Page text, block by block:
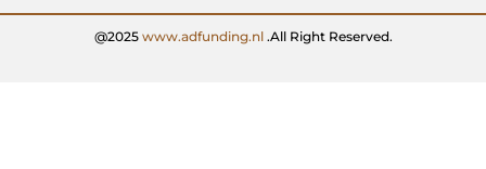
@2025 www.adfunding.nl .All Right Reserved.